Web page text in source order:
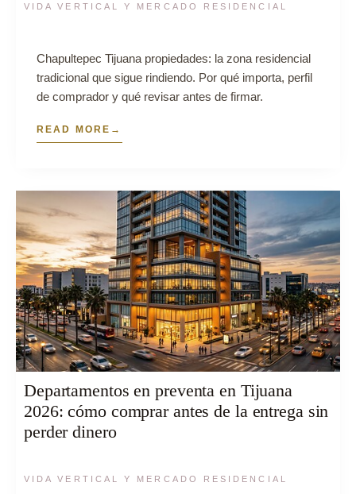
VIDA VERTICAL Y MERCADO RESIDENCIAL
Chapultepec Tijuana propiedades: la zona residencial
tradicional que sigue rindiendo. Por qué importa, perfil
de comprador y qué revisar antes de firmar.
READ MORE
Departamentos en preventa en Tijuana
2026: cómo comprar antes de la entrega sin
perder dinero
VIDA VERTICAL Y MERCADO RESIDENCIAL